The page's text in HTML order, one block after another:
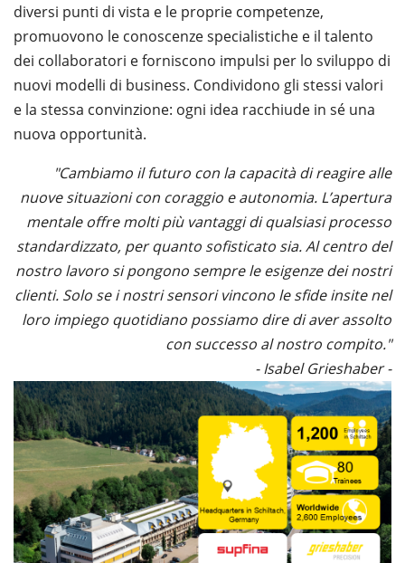
diversi punti di vista e le proprie competenze,
promuovono le conoscenze specialistiche e il talento
dei collaboratori e forniscono impulsi per lo sviluppo di
nuovi modelli di business. Condividono gli stessi valori
e la stessa convinzione: ogni idea racchiude in sé una
nuova opportunità.
"Cambiamo il futuro con la capacità di reagire alle
nuove situazioni con coraggio e autonomia. L’apertura
mentale offre molti più vantaggi di qualsiasi processo
standardizzato, per quanto sofisticato sia. Al centro del
nostro lavoro si pongono sempre le esigenze dei nostri
clienti. Solo se i nostri sensori vincono le sfide insite nel
loro impiego quotidiano possiamo dire di aver assolto
con successo al nostro compito."
- Isabel Grieshaber -